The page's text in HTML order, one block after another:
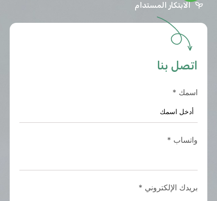
الابتكار المستدام
اتصل بنا
اسمك *
واتساب *
بريدك الإلكتروني *